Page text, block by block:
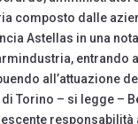
composto dalle
Astellas in una
entrando
all’attuazione
di Torino – si legge –